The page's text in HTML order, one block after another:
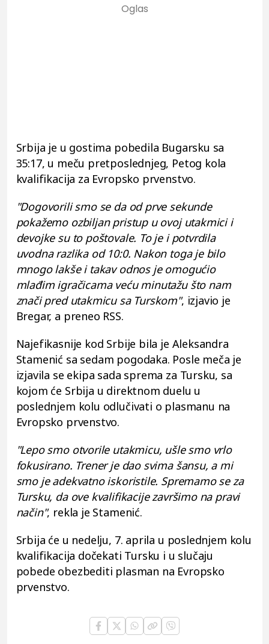
Srbija je u gostima pobedila Bugarsku sa
35:17, u meču pretposlednjeg, Petog kola
kvalifikacija za Evropsko prvenstvo.
"Dogovorili smo se da od prve sekunde
pokažemo ozbiljan pristup u ovoj utakmici i
devojke su to poštovale. To je i potvrdila
uvodna razlika od 10:0. Nakon toga je bilo
mnogo lakše i takav odnos je omogućio
mlađim igračicama veću minutažu što nam
znači pred utakmicu sa Turskom", izjavio je
Bregar, a preneo RSS.
Najefikasnije kod Srbije bila je Aleksandra
Stamenić sa sedam pogodaka. Posle meča je
izjavila se ekipa sada sprema za Tursku, sa
kojom će Srbija u direktnom duelu u
poslednjem kolu odlučivati o plasmanu na
Evropsko prvenstvo.
"Lepo smo otvorile utakmicu, ušle smo vrlo
fokusirano. Trener je dao svima šansu, a mi
smo je adekvatno iskoristile. Spremamo se za
Tursku, da ove kvalifikacije završimo na pravi
način", rekla je Stamenić.
Srbija će u nedelju, 7. aprila u poslednjem kolu
kvalifikacija dočekati Tursku i u slučaju
pobede obezbediti plasman na Evropsko
prvenstvo.